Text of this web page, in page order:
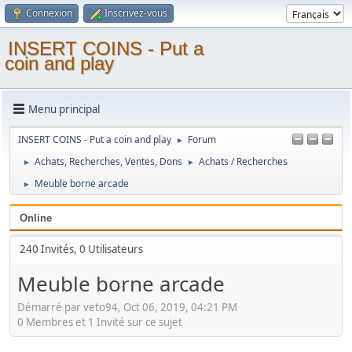
Connexion Inscrivez-vous
INSERT COINS - Put a
coin and play
Menu principal
INSERT COINS - Put a coin and play ► Forum
► Achats, Recherches, Ventes, Dons ► Achats / Recherches
► Meuble borne arcade
Online
240 Invités, 0 Utilisateurs
Meuble borne arcade
Démarré par veto94, Oct 06, 2019, 04:21 PM
0 Membres et 1 Invité sur ce sujet